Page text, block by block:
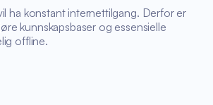
ha konstant internettilgang. Derfor er
kunnskapsbaser og essensielle
offline.